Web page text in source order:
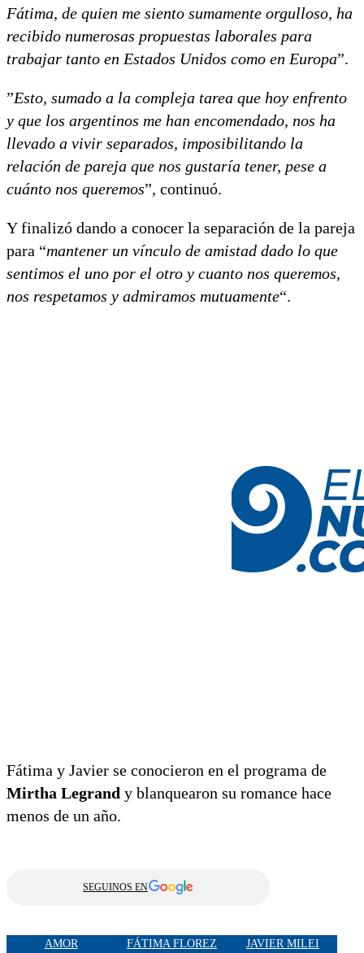
Fátima, de quien me siento sumamente orgulloso, ha
recibido numerosas propuestas laborales para
trabajar tanto en Estados Unidos como en Europa”.
”Esto, sumado a la compleja tarea que hoy enfrento
y que los argentinos me han encomendado, nos ha
llevado a vivir separados, imposibilitando la
relación de pareja que nos gustaría tener, pese a
cuánto nos queremos”, continuó.
Y finalizó dando a conocer la separación de la pareja
para “mantener un vínculo de amistad dado lo que
sentimos el uno por el otro y cuanto nos queremos,
nos respetamos y admiramos mutuamente“.
Fátima y Javier se conocieron en el programa de
Mirtha Legrand y blanquearon su romance hace
menos de un año.
SEGUINOS EN
AMOR FÁTIMA FLOREZ JAVIER MILEI